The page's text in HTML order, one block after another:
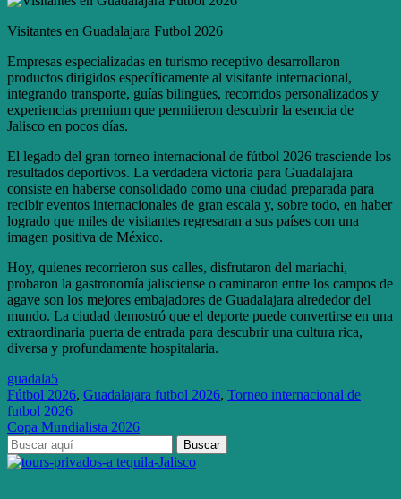
Visitantes en Guadalajara Futbol 2026
Empresas especializadas en turismo receptivo desarrollaron
productos dirigidos específicamente al visitante internacional,
integrando transporte, guías bilingües, recorridos personalizados y
experiencias premium que permitieron descubrir la esencia de
Jalisco en pocos días.
El legado del gran torneo internacional de fútbol 2026 trasciende los
resultados deportivos. La verdadera victoria para Guadalajara
consiste en haberse consolidado como una ciudad preparada para
recibir eventos internacionales de gran escala y, sobre todo, en haber
logrado que miles de visitantes regresaran a sus países con una
imagen positiva de México.
Hoy, quienes recorrieron sus calles, disfrutaron del mariachi,
probaron la gastronomía jalisciense o caminaron entre los campos de
agave son los mejores embajadores de Guadalajara alrededor del
mundo. La ciudad demostró que el deporte puede convertirse en una
extraordinaria puerta de entrada para descubrir una cultura rica,
diversa y profundamente hospitalaria.
guadala5
Fútbol 2026, Guadalajara futbol 2026, Torneo internacional de
futbol 2026
Copa Mundialista 2026